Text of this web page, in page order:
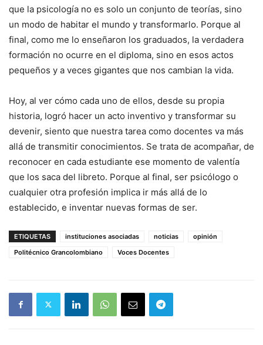
que la psicología no es solo un conjunto de teorías, sino
un modo de habitar el mundo y transformarlo. Porque al
final, como me lo enseñaron los graduados, la verdadera
formación no ocurre en el diploma, sino en esos actos
pequeños y a veces gigantes que nos cambian la vida.
Hoy, al ver cómo cada uno de ellos, desde su propia
historia, logró hacer un acto inventivo y transformar su
devenir, siento que nuestra tarea como docentes va más
allá de transmitir conocimientos. Se trata de acompañar, de
reconocer en cada estudiante ese momento de valentía
que los saca del libreto. Porque al final, ser psicólogo o
cualquier otra profesión implica ir más allá de lo
establecido, e inventar nuevas formas de ser.
ETIQUETAS instituciones asociadas noticias
opinión
Politécnico Grancolombiano
Voces Docentes